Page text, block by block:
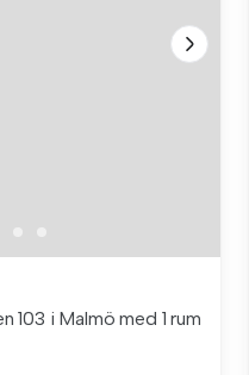
103 i Malmö med 1 rum